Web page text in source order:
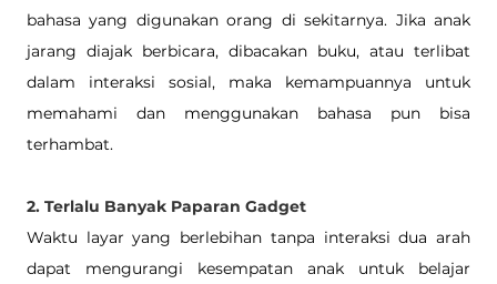
bahasa yang digunakan orang di sekitarnya. Jika anak
jarang diajak berbicara, dibacakan buku, atau terlibat
dalam interaksi sosial, maka kemampuannya untuk
memahami dan menggunakan bahasa pun bisa
terhambat.
2. Terlalu Banyak Paparan Gadget
Waktu layar yang berlebihan tanpa interaksi dua arah
dapat mengurangi kesempatan anak untuk belajar